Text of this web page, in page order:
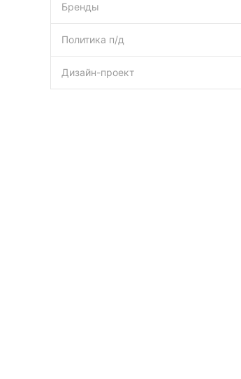
Бренды
Политика п/д
Дизайн-проект